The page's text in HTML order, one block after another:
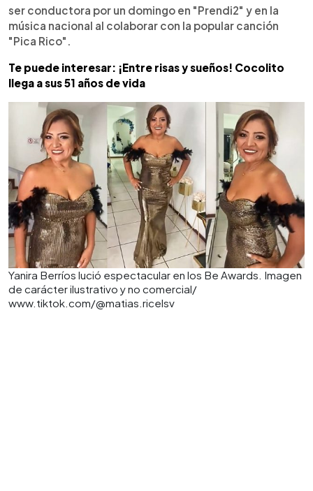
ser conductora por un domingo en "Prendi2" y en la
música nacional al colaborar con la popular canción
"Pica Rico".
Te puede interesar: ¡Entre risas y sueños! Cocolito
llega a sus 51 años de vida
Yanira Berríos lució espectacular en los Be Awards. Imagen
de carácter ilustrativo y no comercial/
www.tiktok.com/@matias.ricelsv